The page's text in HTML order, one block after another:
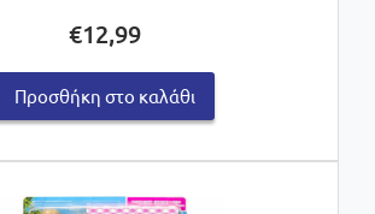
€12,99
Προσθήκη στο καλάθι